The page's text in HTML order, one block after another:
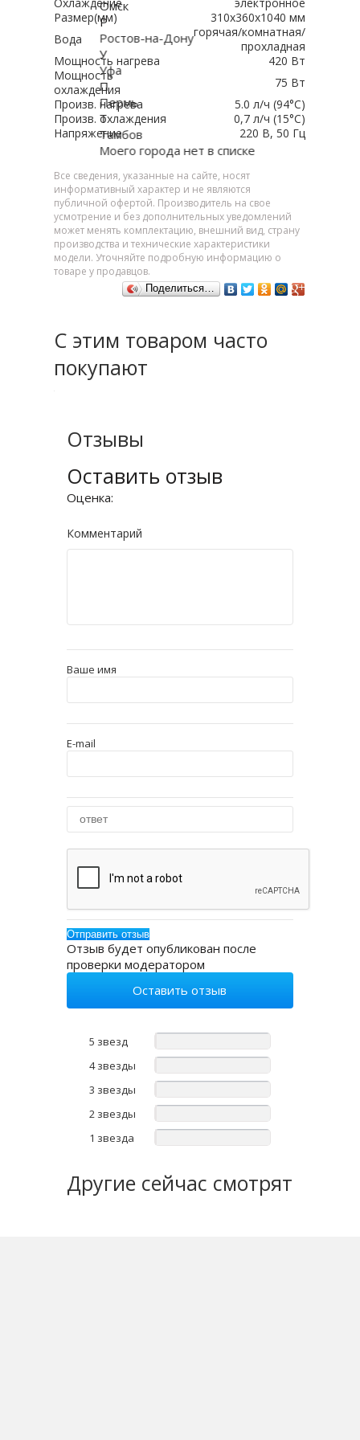
Размер(мм)
310x360x1040 мм
Вода
горячая/комнатная/
прохладная
Мощность нагрева
420 Вт
Мощность
охлаждения
75 Вт
Произв. нагрева
5.0 л/ч (94°C)
Произв. охлаждения
0,7 л/ч (15°C)
Напряжение
220 В, 50 Гц
Все сведения, указанные на сайте, носят
информативный характер и не являются
публичной офертой. Производитель на свое
усмотрение и без дополнительных уведомлений
может менять комплектацию, внешний вид, страну
производства и технические характеристики
модели. Уточняйте подробную информацию о
товаре у продавцов.
Поделиться…
С этим товаром часто
покупают
Отзывы
Оставить отзыв
Оценка:
Комментарий
Ваше имя
E-mail
Отзыв будет опубликован после
проверки модератором
Оставить отзыв
5 звезд
4 звезды
3 звезды
2 звезды
1 звезда
Другие сейчас смотрят
Омск
Р
Ростов-на-Дону
У
Уфа
П
Пермь
Т
Тамбов
Моего города нет в списке